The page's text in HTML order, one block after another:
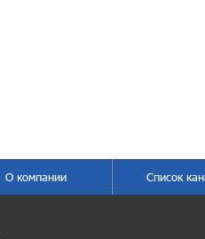
О компании Список